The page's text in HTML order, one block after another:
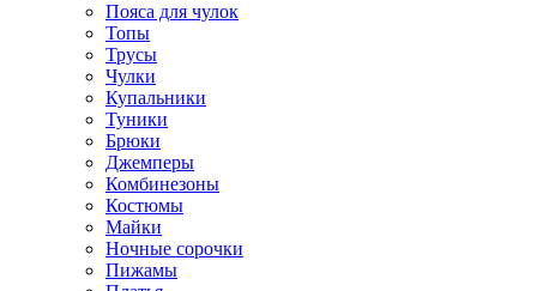
Поясa для чулок
Топы
Трусы
Чулки
Купальники
Туники
Брюки
Джемперы
Комбинезоны
Костюмы
Майки
Ночные сорочки
Пижамы